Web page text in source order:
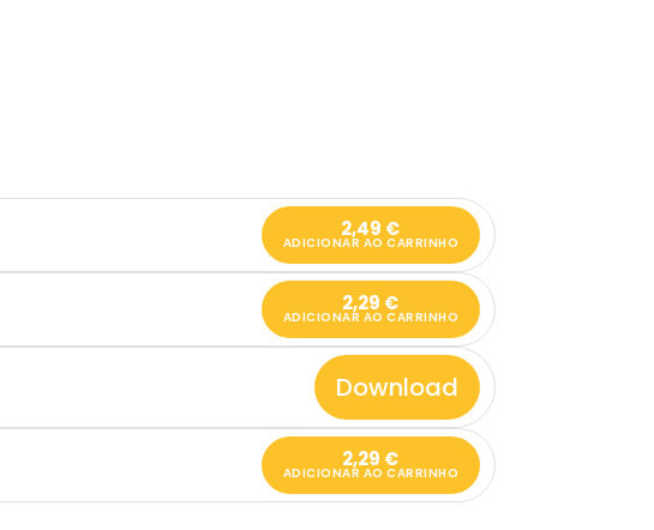
2,49 €
ADICIONAR AO CARRINHO
2,29 €
ADICIONAR AO CARRINHO
Download
2,29 €
ADICIONAR AO CARRINHO